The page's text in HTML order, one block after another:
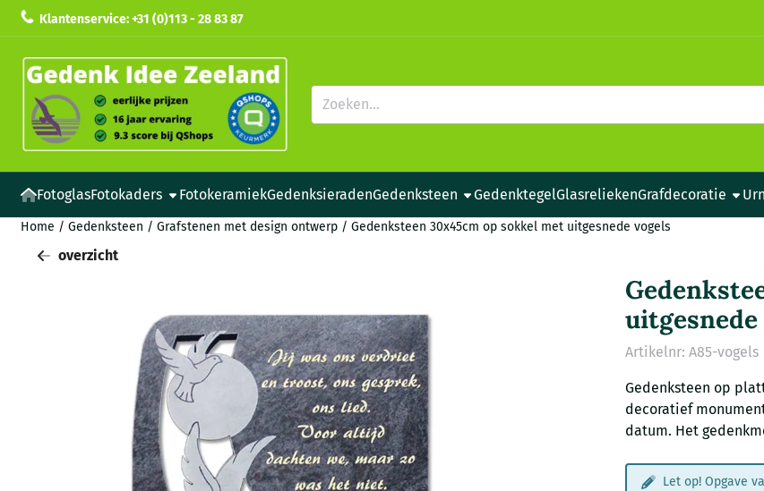
Cookievoorkeuren zijn beschikbaar. Kies instellingen of sta alle cookies toe.
Klantenservice: +31 (0)113 - 28 83 87
Zoeken
FotoglasFotokaders FotokeramiekGedenksieradenGedenksteen GedenktegelGlasreliekenGrafdecoratie
Home / Gedenksteen / Grafstenen met design ontwerp / Gedenksteen 30x45cm op sokkel met uitgesnede vogels
overzicht
uitgesnede
Artikelnr: A85-vogels
Gedenksteen op
decoratief
datum. Het
Let op! Opgave